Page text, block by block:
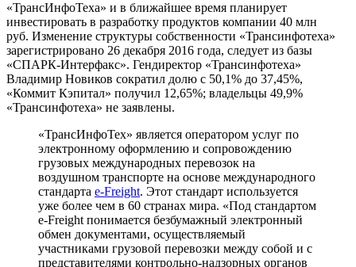
«ТрансИнфоТеха» и в ближайшее время планирует
инвестировать в разработку продуктов компании 40 млн
руб. Изменение структуры собственности «Трансинфотеха»
зарегистрировано 26 декабря 2016 года, следует из базы
«СПАРК-Интерфакс». Гендиректор «Трансинфотеха»
Владимир Новиков сократил долю с 50,1% до 37,45%,
«Коммит Кэпитал» получил 12,65%; владельцы 49,9%
«Трансинфотеха» не заявлены.
«ТрансИнфоТех» является оператором услуг по
электронному оформлению и сопровождению
грузовых международных перевозок на
воздушном транспорте на основе международного
стандарта e-Freight. Этот стандарт используется
уже более чем в 60 странах мира. «Под стандартом
e-Freight понимается безбумажный электронный
обмен документами, осуществляемый
участниками грузовой перевозки между собой и с
представителями контрольно-надзорных органов